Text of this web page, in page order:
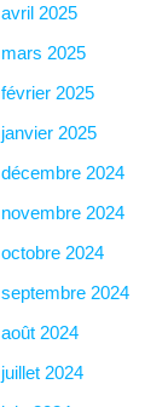
avril 2025
mars 2025
février 2025
janvier 2025
décembre 2024
novembre 2024
octobre 2024
septembre 2024
août 2024
juillet 2024